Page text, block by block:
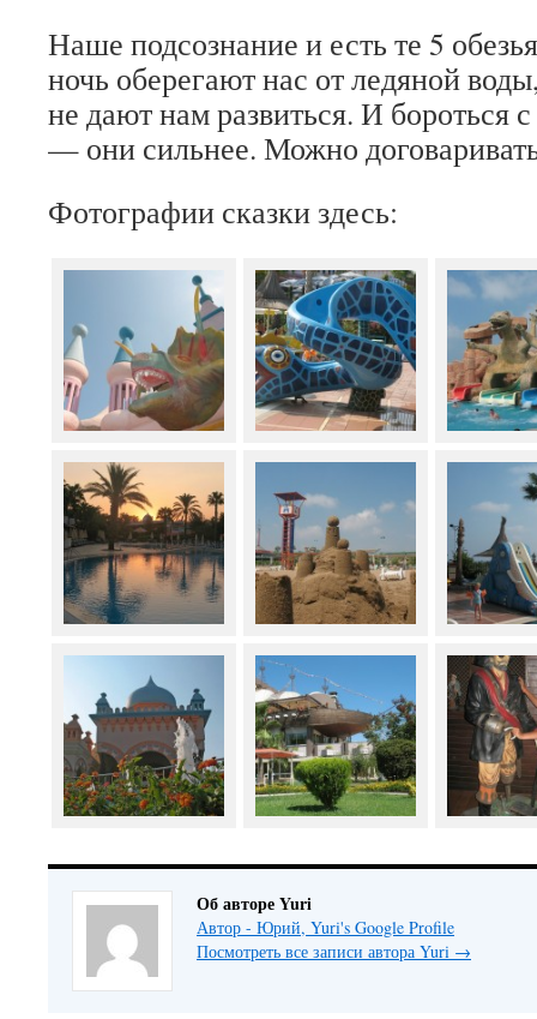
Наше подсознание и есть те 5
ночь оберегают нас от ледяной
не дают нам развиться. И бороться
— они сильнее. Можно
Фотографии сказки здесь:
Об авторе Yuri
Автор - Юрий, Yuri's Google Profile
Посмотреть все записи автора Yuri →